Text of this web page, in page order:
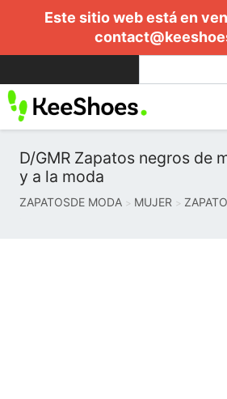
Este sitio web está en
D/GMR Zapatos negros de
y a la moda
ZAPATOSDE MODA MUJER